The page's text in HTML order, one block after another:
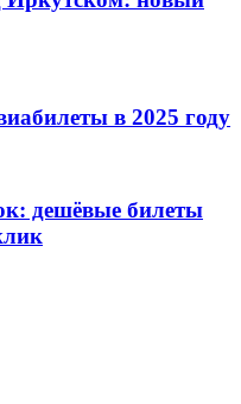
в 2025 году
дешёвые билеты